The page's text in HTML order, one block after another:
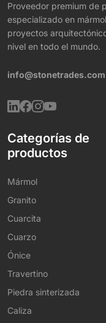
Proveedor premium de
especializado en
proyectos
nivel en todo el mundo.
info@stonetrades.com
Categorías de
productos
Mármol
Granito
Cuarcita
Cuarzo
Ónice
Travertino
Piedra sinterizada
Caliza